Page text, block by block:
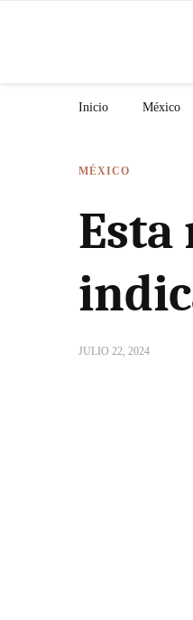
Inicio México
MÉXICO
Esta
JULIO 22, 2024